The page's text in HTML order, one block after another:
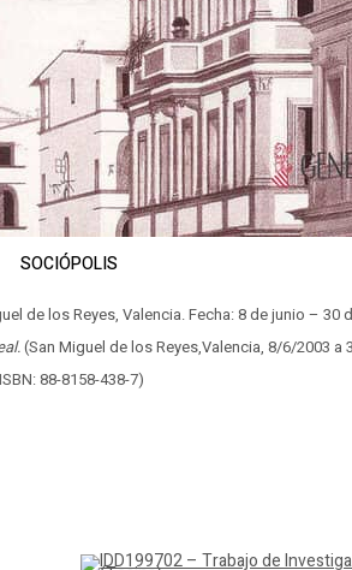
SOCIÓPOLIS
de los Reyes, Valencia. Fecha: 8 de junio –
(San Miguel de los Reyes,Valencia, 8/6/2003 a
88-8158-438-7)